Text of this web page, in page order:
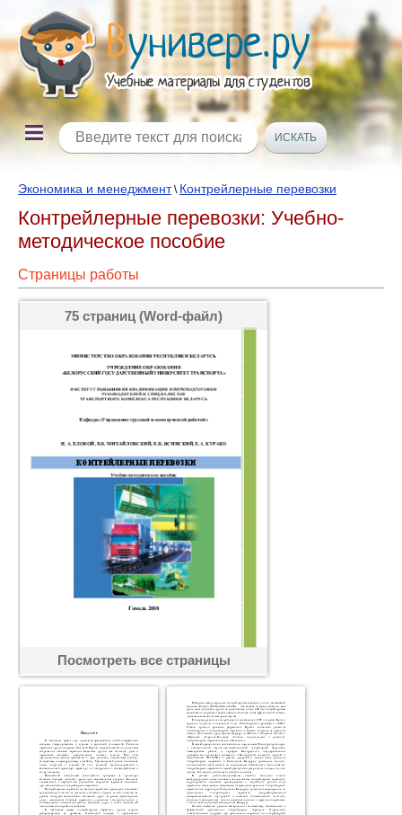
Экономика и менеджмент\ Контрейлерные перевозки
Контрейлерные перевозки: Учебно-
методическое пособие
Страницы работы
75 страниц (Word-файл)
Посмотреть все страницы